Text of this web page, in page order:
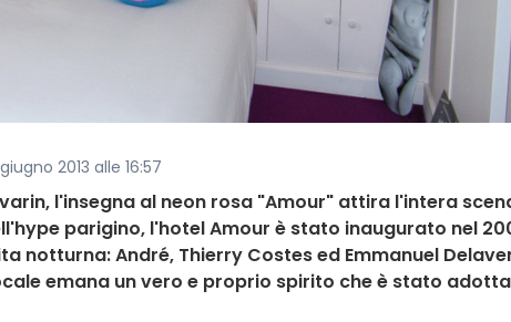
2013 alle 16:57
l'insegna al neon rosa "Amour" attira l'intera
parigino, l'hotel Amour è stato inaugurato nel
notturna: André, Thierry Costes ed Emmanuel
emana un vero e proprio spirito che è stato